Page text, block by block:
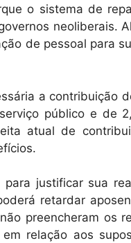
o sistema de
neoliberais.
de pessoal para
a contribuição
público e de
atual de
justificar sua
retardar
preencheram os
relação aos